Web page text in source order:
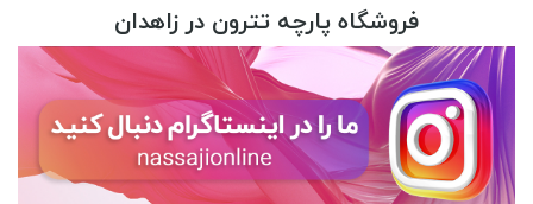
فروشگاه پارچه تترون در زاهدان